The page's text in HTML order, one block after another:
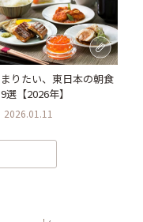
りたい、東日本の朝食
選【2026年】
2026.01.11